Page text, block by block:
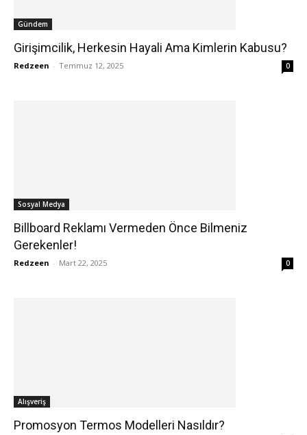
Gündem
Girişimcilik, Herkesin Hayali Ama Kimlerin Kabusu?
Redzeen - Temmuz 12, 2025 0
Sosyal Medya
Billboard Reklamı Vermeden Önce Bilmeniz
Gerekenler!
Redzeen - Mart 22, 2025 0
Alışveriş
Promosyon Termos Modelleri Nasıldır?